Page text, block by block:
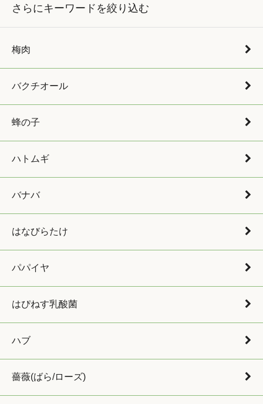
さらにキーワードを絞り込む
梅肉
バクチオール
蜂の子
ハトムギ
バナバ
はなびらたけ
パパイヤ
はぴねす乳酸菌
ハブ
薔薇(ばら/ローズ)